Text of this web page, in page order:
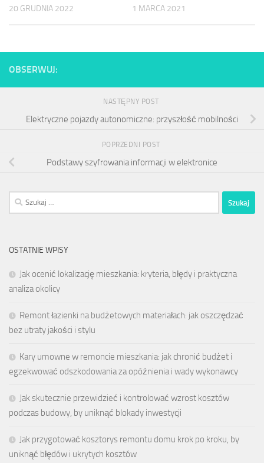
20 GRUDNIA 2022 1 MARCA 2021
OBSERWUJ:
NASTĘPNY POST
Elektryczne pojazdy autonomiczne: przyszłość mobilności
POPRZEDNI POST
Podstawy szyfrowania informacji w elektronice
Szukaj:
OSTATNIE WPISY
Jak ocenić lokalizację mieszkania: kryteria, błędy i praktyczna
analiza okolicy
Remont łazienki na budżetowych materiałach: jak oszczędzać
bez utraty jakości i stylu
Kary umowne w remoncie mieszkania: jak chronić budżet i
egzekwować odszkodowania za opóźnienia i wady wykonawcy
Jak skutecznie przewidzieć i kontrolować wzrost kosztów
podczas budowy, by uniknąć blokady inwestycji
Jak przygotować kosztorys remontu domu krok po kroku, by
uniknąć błędów i ukrytych kosztów